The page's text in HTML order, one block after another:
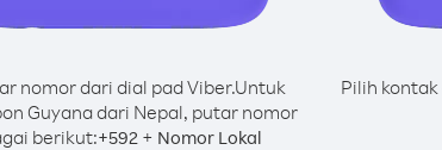
nomor dari dial pad Viber.Untuk
Guyana dari Nepal, putar nomor
berikut:+592 + Nomor Lokal
Pilih